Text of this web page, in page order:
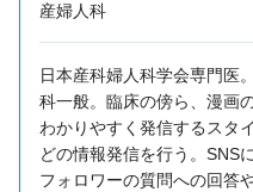
産婦人科
日本産科婦人科学会専門医
科一般。 臨床の傍ら、漫画
わかりやすく発信するスタ
どの情報発信を行う。SNS
フォロワーの質問への回答